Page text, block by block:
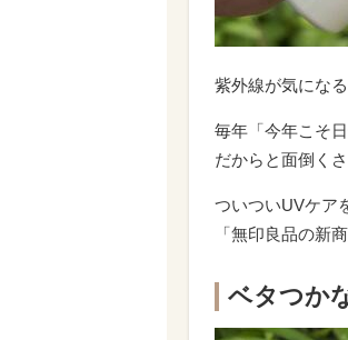
紫外線が気にな
毎年「今年こそ
だからと面倒く
ついついUVケア
「無印良品の新
ベタつか